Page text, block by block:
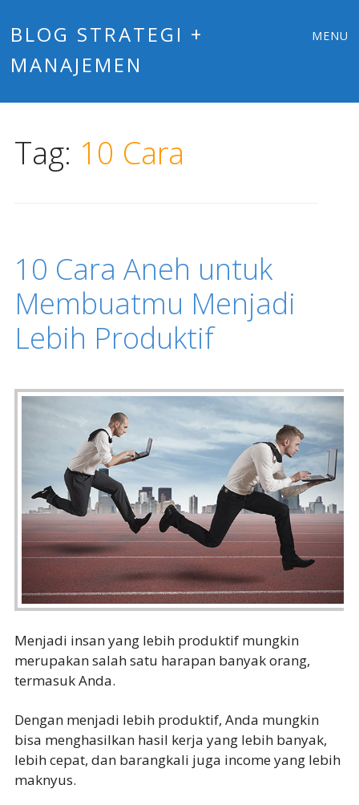
BLOG STRATEGI +
MANAJEMEN
MENU
Tag: 10 Cara
10 Cara Aneh untuk
Membuatmu Menjadi
Lebih Produktif
Menjadi insan yang lebih produktif mungkin
merupakan salah satu harapan banyak orang,
termasuk Anda.
Dengan menjadi lebih produktif, Anda mungkin
bisa menghasilkan hasil kerja yang lebih banyak,
lebih cepat, dan barangkali juga income yang lebih
maknyus.